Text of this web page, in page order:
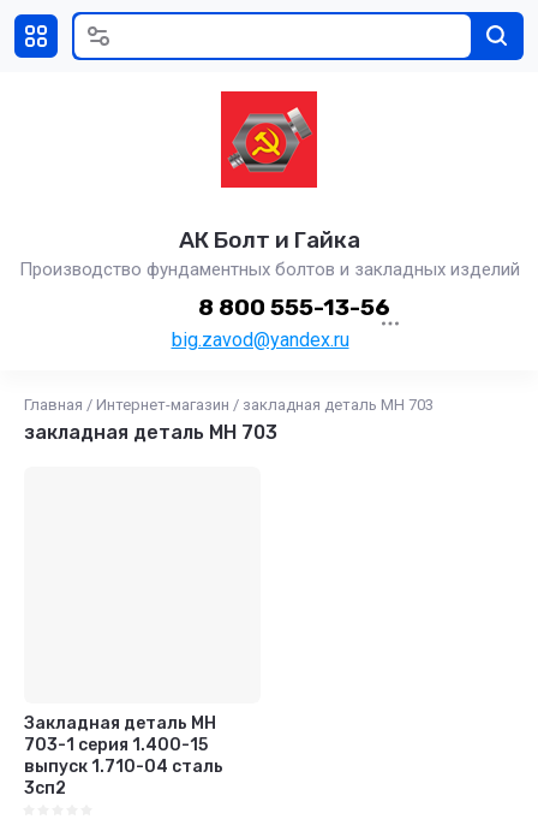
АК Болт и Гайка
Производство фундаментных болтов и закладных изделий
big.zavod@yandex.ru
8 800 555-13-56
Главная / Интернет-магазин / закладная деталь МН 703
закладная деталь МН 703
Закладная деталь МН
703-1 серия 1.400-15
выпуск 1.710-04 сталь
3сп2